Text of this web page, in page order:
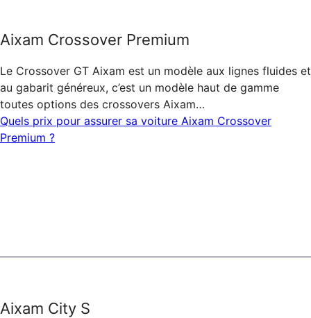
Aixam Crossover Premium
Le Crossover GT Aixam est un modèle aux lignes fluides et
au gabarit généreux, c’est un modèle haut de gamme
toutes options des crossovers Aixam…
Quels prix pour assurer sa voiture Aixam Crossover
Premium ?
Aixam City S